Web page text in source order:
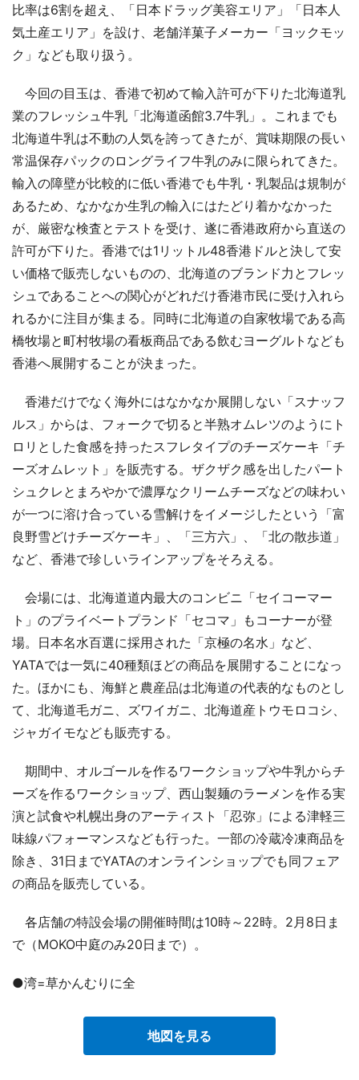
比率は6割を超え、「日本ドラッグ美容エリア」「日本人
気土産エリア」を設け、老舗洋菓子メーカー「ヨックモッ
ク」なども取り扱う。
今回の目玉は、香港で初めて輸入許可が下りた北海道乳
業のフレッシュ牛乳「北海道函館3.7牛乳」。これまでも
北海道牛乳は不動の人気を誇ってきたが、賞味期限の長い
常温保存パックのロングライフ牛乳のみに限られてきた。
輸入の障壁が比較的に低い香港でも牛乳・乳製品は規制が
あるため、なかなか生乳の輸入にはたどり着かなかった
が、厳密な検査とテストを受け、遂に香港政府から直送の
許可が下りた。香港では1リットル48香港ドルと決して安
い価格で販売しないものの、北海道のブランド力とフレッ
シュであることへの関心がどれだけ香港市民に受け入れら
れるかに注目が集まる。同時に北海道の自家牧場である高
橋牧場と町村牧場の看板商品である飲むヨーグルトなども
香港へ展開することが決まった。
香港だけでなく海外にはなかなか展開しない「スナッフ
ルス」からは、フォークで切ると半熟オムレツのようにト
ロリとした食感を持ったスフレタイプのチーズケーキ「チ
ーズオムレット」を販売する。ザクザク感を出したパート
シュクレとまろやかで濃厚なクリームチーズなどの味わい
が一つに溶け合っている雪解けをイメージしたという「富
良野雪どけチーズケーキ」、「三方六」、「北の散歩道」
など、香港で珍しいラインアップをそろえる。
会場には、北海道道内最大のコンビニ「セイコーマー
ト」のプライベートプランド「セコマ」もコーナーが登
場。日本名水百選に採用された「京極の名水」など、
YATAでは一気に40種類ほどの商品を展開することになっ
た。ほかにも、海鮮と農産品は北海道の代表的なものとし
て、北海道毛ガニ、ズワイガニ、北海道産トウモロコシ、
ジャガイモなども販売する。
期間中、オルゴールを作るワークショップや牛乳からチ
ーズを作るワークショップ、西山製麺のラーメンを作る実
演と試食や札幌出身のアーティスト「忍弥」による津軽三
味線パフォーマンスなども行った。一部の冷蔵冷凍商品を
除き、31日までYATAのオンラインショップでも同フェア
の商品を販売している。
各店舗の特設会場の開催時間は10時～22時。2月8日ま
で（MOKO中庭のみ20日まで）。
●湾=草かんむりに全
地図を見る